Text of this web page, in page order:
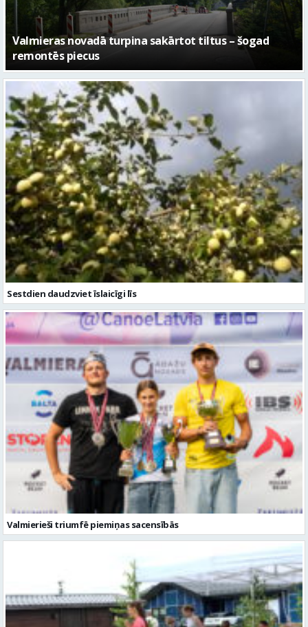
No pagaidu teātra līdz laikmetīgās kultūras centram
– kā attīstīsies “Kurtuve”
Sestdien daudzviet īslaicīgi līs
Valmierieši triumfē piemiņas sacensībās